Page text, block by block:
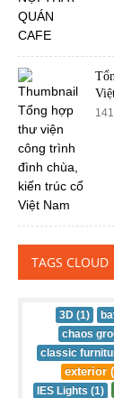
TAGS CLOUD
3D (1)
chaos
classic
exterior
IES Lights (1)